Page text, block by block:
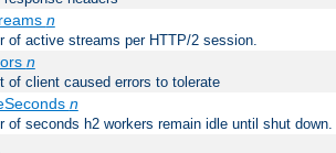
n
of active streams per HTTP/2 session.
n
of client caused errors to tolerate
n
of seconds h2 workers remain idle until shut down.